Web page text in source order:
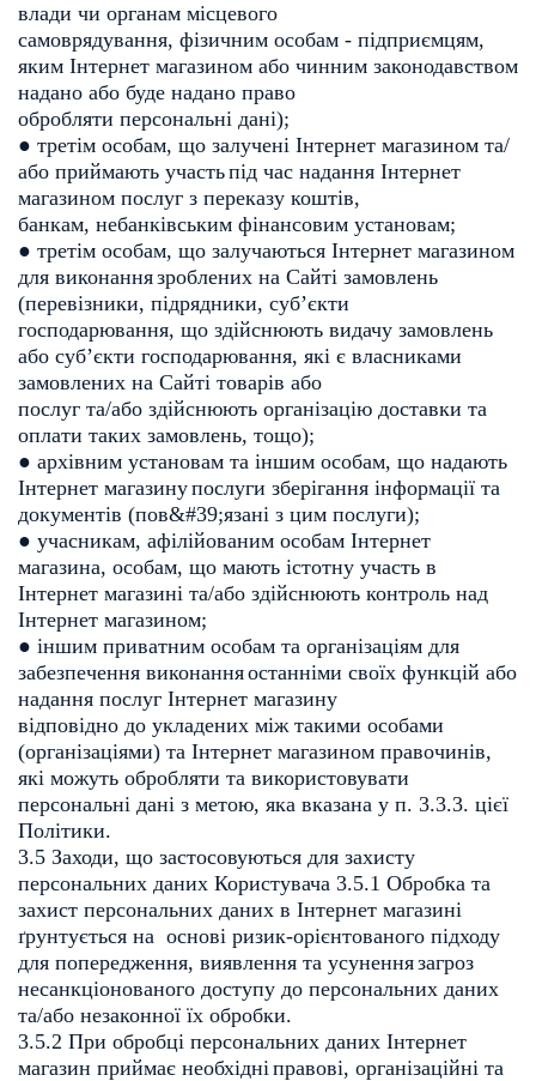
влади чи органам місцевого
самоврядування, фізичним особам - підприємцям,
яким Інтернет магазином або чинним законодавством
надано або буде надано право
обробляти персональні дані);
● третім особам, що залучені Інтернет магазином та/
або приймають участьпід час надання Інтернет
магазином послуг з переказу коштів,
банкам, небанківським фінансовим установам;
● третім особам, що залучаються Інтернет магазином
для виконаннязроблених на Сайті замовлень
(перевізники, підрядники, субʼєкти
господарювання, що здійснюють видачу замовлень
або субʼєкти господарювання, які є власниками
замовлених на Сайті товарів або
послуг та/або здійснюють організацію доставки та
оплати таких замовлень, тощо);
● архівним установам та іншим особам, що надають
Інтернет магазинупослуги зберігання інформації та
документів (пов&#39;язані з цим послуги);
● учасникам, афілійованим особам Інтернет
магазина, особам, що мають істотну участь в
Інтернет магазині та/або здійснюють контроль над
Інтернет магазином;
● іншим приватним особам та організаціям для
забезпечення виконанняостанніми своїх функцій або
надання послуг Інтернет магазину
відповідно до укладених між такими особами
(організаціями) та Інтернет магазином правочинів,
які можуть обробляти та використовувати
персональні дані з метою, яка вказана у п. 3.3.3. цієї
Політики.
3.5 Заходи, що застосовуються для захисту
персональних даних Користувача 3.5.1 Обробка та
захист персональних даних в Інтернет магазині
ґрунтується на основі ризик-орієнтованого підходу
для попередження, виявлення та усуненнязагроз
несанкціонованого доступу до персональних даних
та/або незаконної їх обробки.
3.5.2 При обробці персональних даних Інтернет
магазин приймає необхідніправові, організаційні та